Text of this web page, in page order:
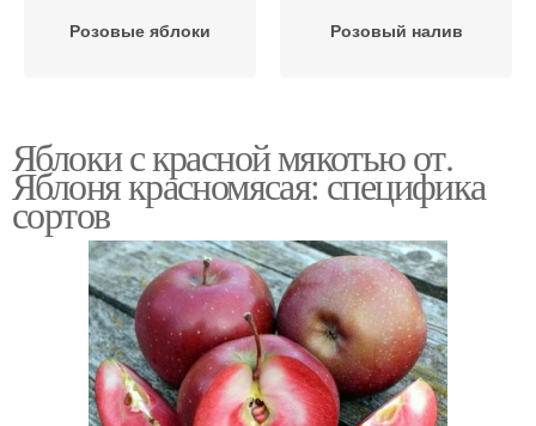
Розовые яблоки Розовый налив
Яблоки с красной мякотью от.
Яблоня красномясая: специфика
сортов